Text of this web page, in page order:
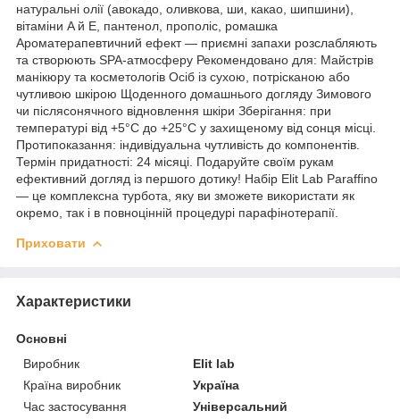
натуральні олії (авокадо, оливкова, ши, какао, шипшини),
вітаміни A й E, пантенол, прополіс, ромашка
Ароматерапевтичний ефект — приємні запахи розслабляють
та створюють SPA-атмосферу Рекомендовано для: Майстрів
манікюру та косметологів Осіб із сухою, потрісканою або
чутливою шкірою Щоденного домашнього догляду Зимового
чи післясонячного відновлення шкіри Зберігання: при
температурі від +5°C до +25°C у захищеному від сонця місці.
Протипоказання: індивідуальна чутливість до компонентів.
Термін придатності: 24 місяці. Подаруйте своїм рукам
ефективний догляд із першого дотику! Набір Elit Lab Paraffino
— це комплексна турбота, яку ви зможете використати як
окремо, так і в повноцінній процедурі парафінотерапії.
Приховати
Характеристики
Основні
Виробник
Elit lab
Країна виробник
Україна
Час застосування
Універсальний